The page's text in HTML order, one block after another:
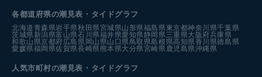
各都道府県の潮見表 ・タイドグラフ
北海道青森県岩手県秋田県宮城県山形県福島県東京都神奈川県千葉県
茨城県新潟県富山県石川県福井県愛知県静岡県三重県大阪府兵庫県
和歌山県京都府広島県 岡山県山口県鳥取県島根県高知県香川県徳島県
愛媛県福岡県佐賀県長崎県熊本県大分県宮崎県鹿児島県沖縄県
人気市町村の潮見表・タイドグラフ